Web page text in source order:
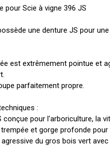
pour Scie à vigne 396 JS
une denture JS pour
est extrêmement pointue et
parfaitement propre.
:
conçue pour l'arboriculture, la
et gorge profonde
du gros bois vert